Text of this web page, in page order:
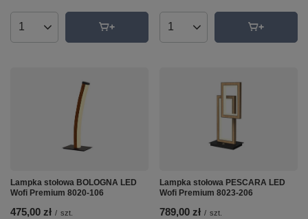
Ilość produktów Ilość produktów
Lampka stołowa BOLOGNA LED
Wofi Premium 8020-106
475,00 zł / szt.
Lampka stołowa PESCARA LED
Wofi Premium 8023-206
789,00 zł / szt.